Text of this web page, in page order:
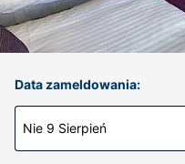
Data zameldowania:
Nie 9 Sierpień